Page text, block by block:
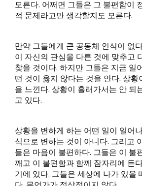
모른다. 어쩌면 그들은 그 불편함이
적 문제라고만 생각할지도 모른다.
만약 그들에게 큰 공동체 인식이 없
이 자신의 관심을 다른 것에 맞추고
찾을 것이다. 하지만 그들은 지금 일
떤 것이 옳지 않다는 것을 안다. 상
을 느낀다. 상황이 흘러가서는 안 되
고 있다.
상황을 변하게 하는 어떤 일이 일어
식으로 변하는 것이 아니다. 그리고
들은 마음이 불편하다. 그들은 이 불
깨고 이 불편함과 함께 잠자리에 든
기에 있다. 그들은 세상에 나가 있을